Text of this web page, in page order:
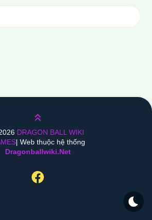
Lên trên
DRAGON BALL WIKI
| Web thuộc hệ thống
Dragonballwiki.net